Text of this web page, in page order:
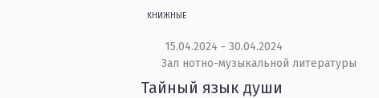
КНИЖНЫЕ
15.04.2024 - 30.04.2024
Зал нотно-музыкальной литературы
Тайный язык души